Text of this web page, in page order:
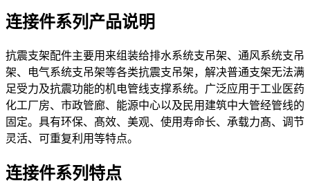
连接件系列产品说明
抗震支架配件主要用来组装给排水系统支吊架、通风系统支吊
架、电气系统支吊架等各类抗震支吊架，解决普通支架无法满
足受力及抗震功能的机电管线支撑系统。广泛应用于工业医药
化工厂房、市政管廊、能源中心以及民用建筑中大管经管线的
固定。具有环保、髙效、美观、使用寿命长、承载力髙、调节
灵活、可重复利用等特点。
连接件系列特点